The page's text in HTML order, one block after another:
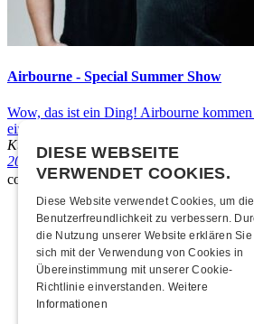
Airbourne - Special Summer Show
Wow, das ist ein Ding! Airbourne
eine exklusive Special Summer Show ins
Kulturfabrik Kofmehl Kofmehlweg 1
20 60 Nutzungsbedingungen
coded by
DIESE WEBSEITE
VERWENDET COOKIES.
Diese Website verwendet Cookies, um die
Benutzerfreundlichkeit zu verbessern.
die Nutzung unserer Website erklären Sie
sich mit der Verwendung von Cookies in
Übereinstimmung mit unserer Cookie-
Richtlinie einverstanden. Weitere
Informationen